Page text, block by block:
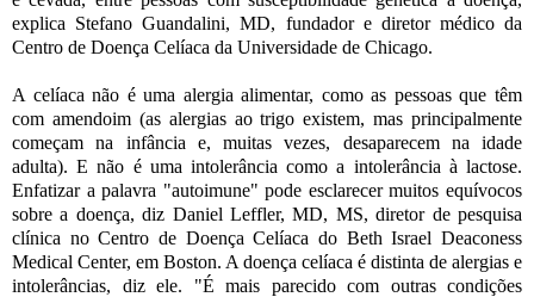
explica Stefano Guandalini, MD, fundador e diretor médico da
Centro de Doença Celíaca da Universidade de Chicago.
A celíaca não é uma alergia alimentar, como as pessoas que têm
com amendoim (as alergias ao trigo existem, mas principalmente
começam na infância e, muitas vezes, desaparecem na idade
adulta). E não é uma intolerância como a intolerância à lactose.
Enfatizar a palavra "autoimune" pode esclarecer muitos equívocos
sobre a doença, diz Daniel Leffler, MD, MS, diretor de pesquisa
clínica no Centro de Doença Celíaca do Beth Israel Deaconess
Medical Center, em Boston. A doença celíaca é distinta de alergias e
intolerâncias, diz ele. "É mais parecido com outras condições